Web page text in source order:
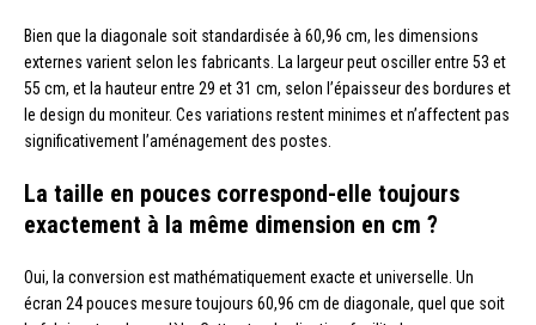
Bien que la diagonale soit standardisée à 60,96 cm, les dimensions
externes varient selon les fabricants. La largeur peut osciller entre 53 et
55 cm, et la hauteur entre 29 et 31 cm, selon l’épaisseur des bordures et
le design du moniteur. Ces variations restent minimes et n’affectent pas
significativement l’aménagement des postes.
La taille en pouces correspond-elle toujours
exactement à la même dimension en cm ?
Oui, la conversion est mathématiquement exacte et universelle. Un
écran 24 pouces mesure toujours 60,96 cm de diagonale, quel que soit